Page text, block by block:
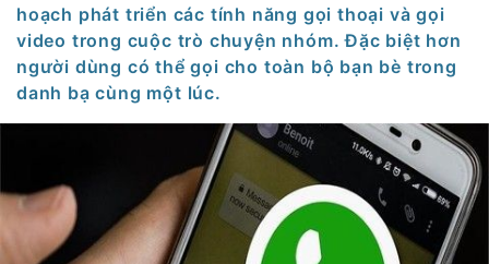
hoạch phát triển các tính năng gọi thoại và gọi
video trong cuộc trò chuyện nhóm. Đặc biệt hơn
người dùng có thể gọi cho toàn bộ bạn bè trong
danh bạ cùng một lúc.